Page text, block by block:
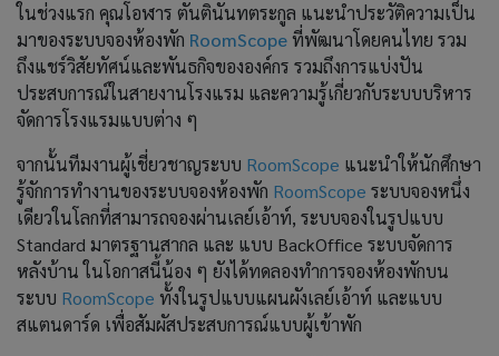
ในช่วงแรก คุณโอฬาร ตันตินันทตระกูล แนะนำประวัติความเป็น
มาของระบบจองห้องพัก RoomScopeที่พัฒนาโดยคนไทย รวม
ถึงแชร์วิสัยทัศน์และพันธกิจขององค์กร รวมถึงการแบ่งปัน
ประสบการณ์ในสายงานโรงแรม และความรู้เกี่ยวกับระบบบริหาร
จัดการโรงแรมแบบต่าง ๆ
จากนั้นทีมงานผู้เชี่ยวชาญระบบ RoomScope แนะนำให้นักศึกษา
รู้จักการทำงานของระบบจองห้องพัก RoomScope ระบบจองหนึ่ง
เดียวในโลกที่สามารถจองผ่านเลย์เอ้าท์, ระบบจองในรูปแบบ
Standard มาตรฐานสากล และ แบบ BackOffice ระบบจัดการ
หลังบ้าน ในโอกาสนี้น้อง ๆ ยังได้ทดลองทำการจองห้องพักบน
ระบบ RoomScope ทั้งในรูปแบบแผนผังเลย์เอ้าท์ และแบบ
สแตนดาร์ด เพื่อสัมผัสประสบการณ์แบบผู้เข้าพัก